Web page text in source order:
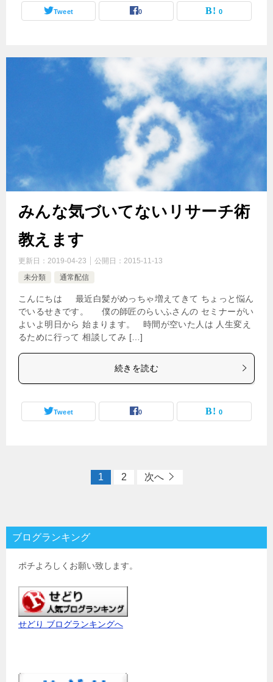
Tweet 0 0
みんな気づいてないリサーチ術
教えます
更新日： 2019-04-23 公開日： 2015-11-13
未分類
通常配信
こんにちは 最近白髪がめっちゃ増えてきて ちょっと悩ん
でいるせきです。 僕の師匠のらいふさんの セミナーがい
よいよ明日から 始まります。 時間が空いた人は 人生変え
るために行って 相談してみ […]
続きを読む
Tweet 0 0
1 2 次へ
ブログランキング
ポチよろしくお願い致します。
せどり ブログランキングへ